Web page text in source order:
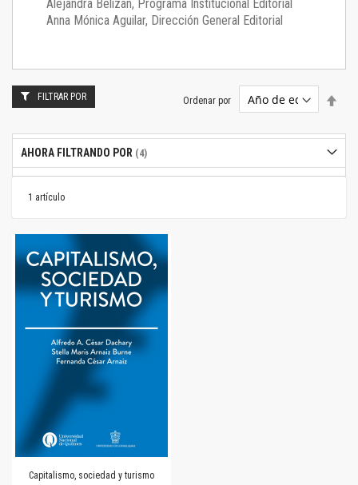
Alejandra Belizan, Programa Institucional Editorial
Anna Mónica Aguilar, Dirección General Editorial
1 artículo
Ordenar por
Capitalismo, sociedad y turismo
FILTRAR POR
AHORA FILTRANDO POR